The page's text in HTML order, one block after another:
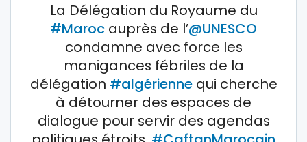
La Délégation du Royaume du
#Maroc auprès de l’@UNESCO
condamne avec force les
manigances fébriles de la
délégation #algériennequi cherche
à détourner des espaces de
dialogue pour servir des agendas